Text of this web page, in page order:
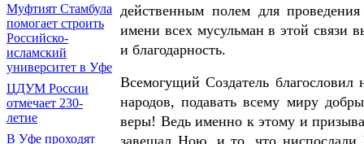
Муфтият Стамбула
помогает строить
Российско-
исламский
университет в Уфе
ЦДУМ России
отмечает 230-
летие
В Уфе проходят
действенным полем для
имени всех мусульман в этой связи
и благодарность.
Всемогущий Создатель благословил
народов, подавать всему миру
веры! Ведь именно к этому и
завещал Ною, и то, что